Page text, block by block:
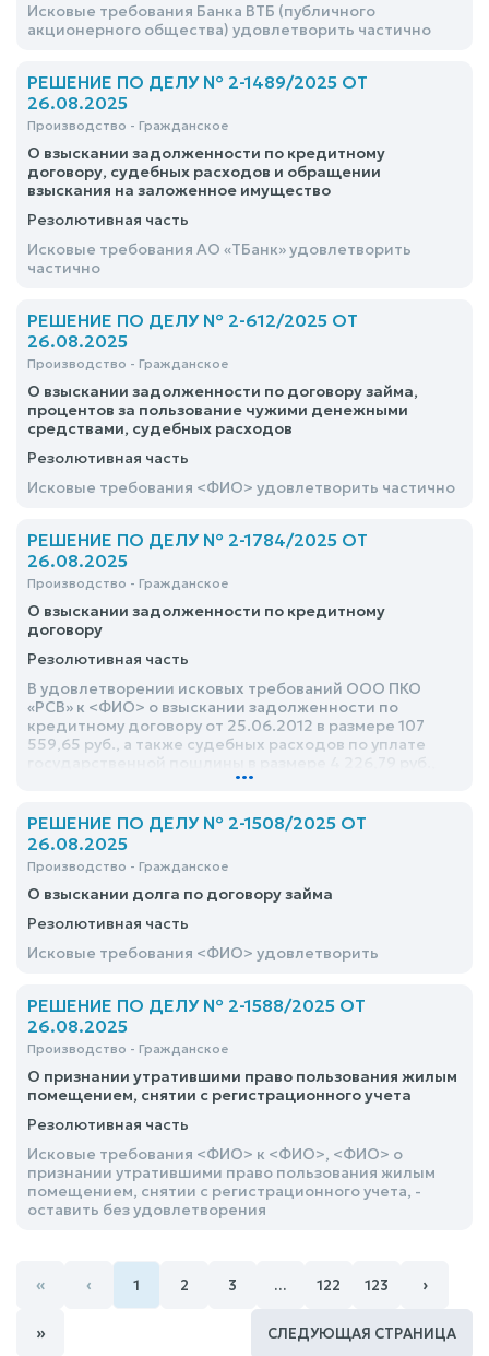
Исковые требования Банка ВТБ (публичного
акционерного общества) удовлетворить частично
РЕШЕНИЕ ПО ДЕЛУ № 2-1489/2025 ОТ
26.08.2025
Производство - Гражданское
О взыскании задолженности по кредитному
договору, судебных расходов и обращении
взыскания на заложенное имущество
Резолютивная часть
Исковые требования АО «ТБанк» удовлетворить
частично
РЕШЕНИЕ ПО ДЕЛУ № 2-612/2025 ОТ
26.08.2025
Производство - Гражданское
О взыскании задолженности по договору займа,
процентов за пользование чужими денежными
средствами, судебных расходов
Резолютивная часть
Исковые требования <ФИО> удовлетворить частично
РЕШЕНИЕ ПО ДЕЛУ № 2-1784/2025 ОТ
26.08.2025
Производство - Гражданское
О взыскании задолженности по кредитному
договору
Резолютивная часть
В удовлетворении исковых требований ООО ПКО
«РСВ» к <ФИО> о взыскании задолженности по
кредитному договору от 25.06.2012 в размере 107
559,65 руб., а также судебных расходов по уплате
отказать в связи с пропуском срока исковой давности
...
РЕШЕНИЕ ПО ДЕЛУ № 2-1508/2025 ОТ
26.08.2025
Производство - Гражданское
О взыскании долга по договору займа
Резолютивная часть
Исковые требования <ФИО> удовлетворить
РЕШЕНИЕ ПО ДЕЛУ № 2-1588/2025 ОТ
26.08.2025
Производство - Гражданское
О признании утратившими право пользования жилым
помещением, снятии с регистрационного учета
Резолютивная часть
Исковые требования <ФИО> к <ФИО>, <ФИО> о
признании утратившими право пользования жилым
помещением, снятии с регистрационного учета, -
оставить без удовлетворения
« ‹ 1 2 3 … 122 123 ›
» СЛЕДУЮЩАЯ СТРАНИЦА